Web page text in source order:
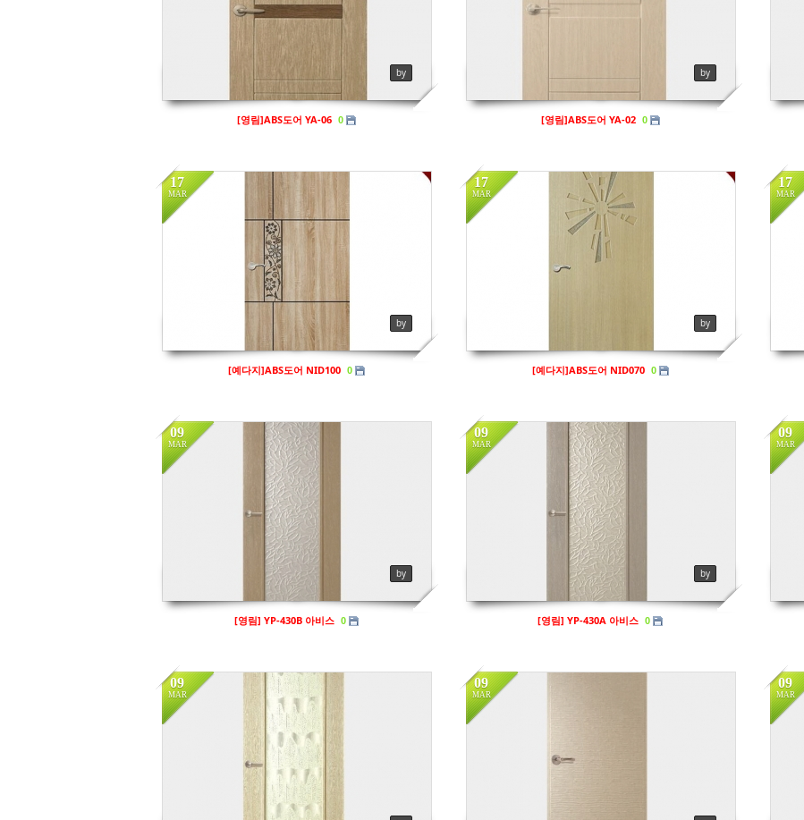
by
[영림]ABS도어 YA-06 0
by
[영림]ABS도어 YA-02 0
17
MAR
by
[예다지]ABS도어 NID100 0
17
MAR
by
[예다지]ABS도어 NID070 0
17
MAR
09
MAR
by
프리미엄도어
[영림] YP-430B 아비스 0
09
MAR
by
[영림] YP-430A 아비스 0
09
MAR
09
MAR
프리미엄도어
09
MAR
프리미엄도어
09
MAR